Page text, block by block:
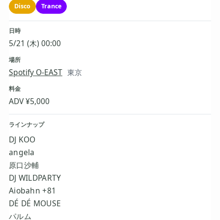
Disco Trance
日時
5/21 (木) 00:00
場所
Spotify O-EAST 東京
料金
ADV ¥5,000
ラインナップ
DJ KOO
angela
原口沙輔
DJ WILDPARTY
Aiobahn +81
DÉ DÉ MOUSE
パルム